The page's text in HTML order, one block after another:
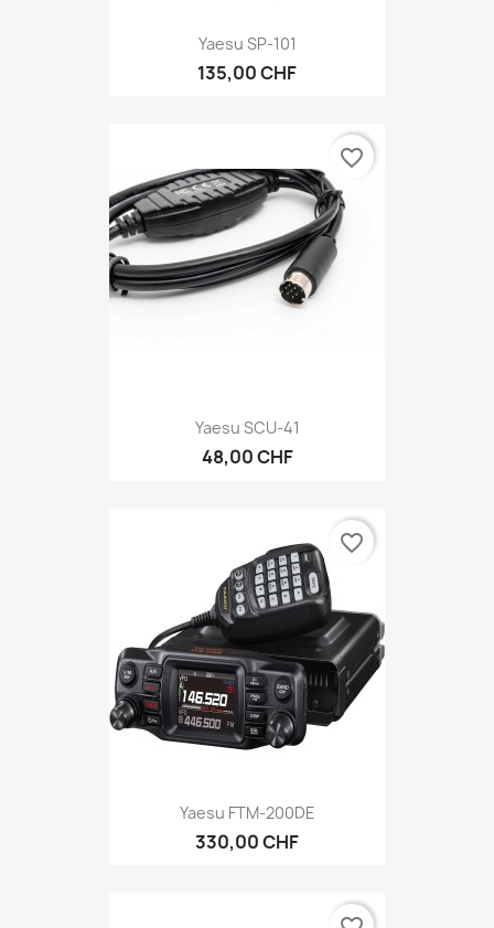
Yaesu SP-101
135,00 CHF
Yaesu SCU-41
48,00 CHF
favorite_border
Yaesu FTM-200DE
330,00 CHF
favorite_border